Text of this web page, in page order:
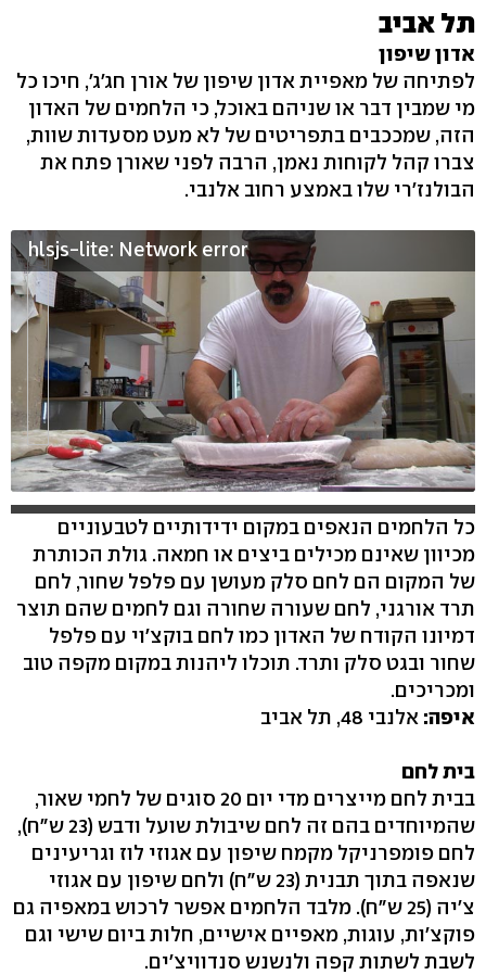
תל אביב
אדון שיפון
לפתיחה של מאפיית אדון שיפון של אורן חג'ג', חיכו כל
מי שמבין דבר או שניהם באוכל, כי הלחמים של האדון
הזה, שמככבים בתפריטים של לא מעט מסעדות שוות,
צברו קהל לקוחות נאמן, הרבה לפני שאורן פתח את
הבולנז'רי שלו באמצע רחוב אלנבי.
hlsjs-lite: Network error
כל הלחמים הנאפים במקום ידידותיים לטבעוניים
מכיוון שאינם מכילים ביצים או חמאה. גולת הכותרת
של המקום הם לחם סלק מעושן עם פלפל שחור, לחם
תרד אורגני, לחם שעורה שחורה וגם לחמים שהם תוצר
דמיונו הקודח של האדון כמו לחם בוקצ'וי עם פלפל
שחור ובגט סלק ותרד. תוכלו ליהנות במקום מקפה טוב
ומכריכים.
איפה: אלנבי 48, תל אביב
בית לחם
בבית לחם מייצרים מדי יום 20 סוגים של לחמי שאור,
שהמיוחדים בהם זה לחם שיבולת שועל ודבש (23 ש"ח),
לחם פומפרניקל מקמח שיפון עם אגוזי לוז וגריעינים
שנאפה בתוך תבנית (23 ש"ח) ולחם שיפון עם אגוזי
צ׳יה (25 ש"ח). מלבד הלחמים אפשר לרכוש במאפיה גם
פוקצ׳ות, עוגות, מאפיים אישיים, חלות ביום שישי וגם
לשבת לשתות קפה ולנשנש סנדוויצ'ים.